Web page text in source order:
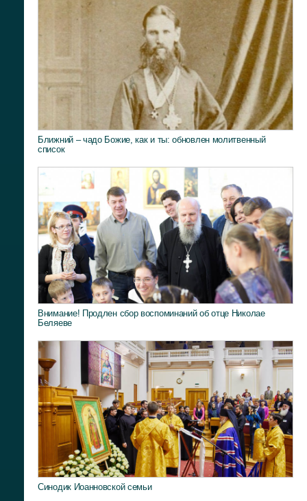
Ближний – чадо Божие, как и ты: обновлен молитвенный
список
Внимание! Продлен сбор воспоминаний об отце Николае
Беляеве
Синодик Иоанновской семьи